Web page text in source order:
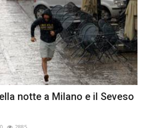
notte a Milano e il Seveso